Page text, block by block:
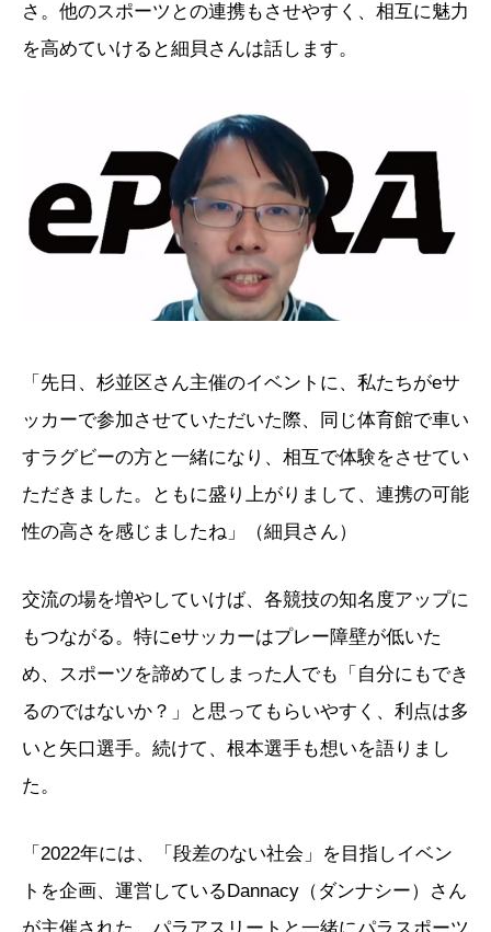
さ。他のスポーツとの連携もさせやすく、相互に魅力
を高めていけると細貝さんは話します。
「先日、杉並区さん主催のイベントに、私たちがeサ
ッカーで参加させていただいた際、同じ体育館で車い
すラグビーの方と一緒になり、相互で体験をさせてい
ただきました。ともに盛り上がりまして、連携の可能
性の高さを感じましたね」（細貝さん）
交流の場を増やしていけば、各競技の知名度アップに
もつながる。特にeサッカーはプレー障壁が低いた
め、スポーツを諦めてしまった人でも「自分にもでき
るのではないか？」と思ってもらいやすく、利点は多
いと矢口選手。続けて、根本選手も想いを語りまし
た。
「2022年には、「段差のない社会」を目指しイベン
トを企画、運営しているDannacy（ダンナシー）さん